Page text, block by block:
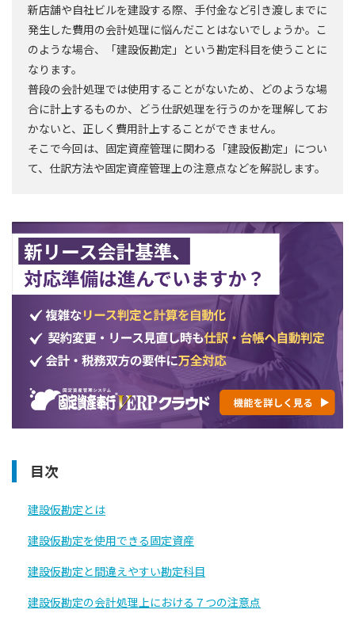
新店舗や自社ビルを建設する際、手付金など引き渡しまでに
発生した費用の会計処理に悩んだことはないでしょうか。こ
のような場合、「建設仮勘定」という勘定科目を使うことに
なります。
普段の会計処理では使用することがないため、どのような場
合に計上するものか、どう仕訳処理を行うのかを理解してお
かないと、正しく費用計上することができません。
そこで今回は、固定資産管理に関わる「建設仮勘定」につい
て、仕訳方法や固定資産管理上の注意点などを解説します。
目次
建設仮勘定とは
建設仮勘定を使用できる固定資産
建設仮勘定と間違えやすい勘定科⽬
建設仮勘定の会計処理上における７つの注意点